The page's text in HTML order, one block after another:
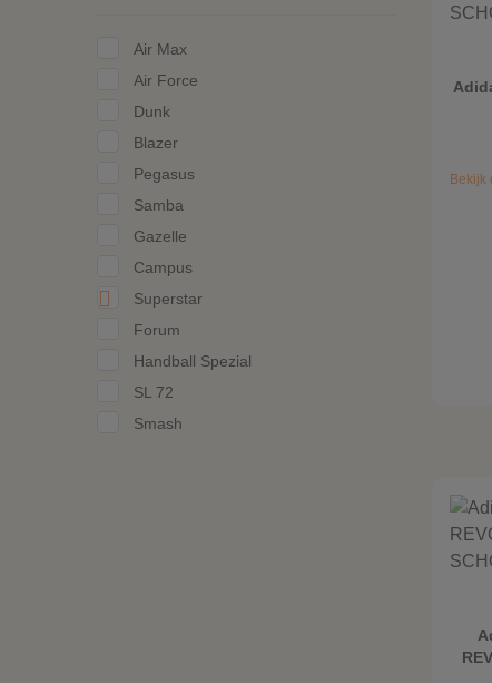
Air Max
Air Force
Dunk
Blazer
Pegasus
Samba
Gazelle
Campus
Superstar
Forum
Handball Spezial
SL 72
Smash
Bekijk